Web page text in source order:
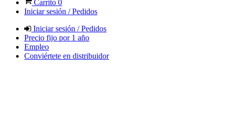
Carrito 0
Iniciar sesión / Pedidos
Iniciar sesión / Pedidos
Precio fijo por 1 año
Empleo
Conviértete en distribuidor